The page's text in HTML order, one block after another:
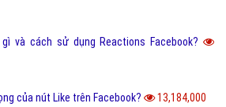
và cách sử dụng Reactions Facebook?
của nút Like trên Facebook? 13,184,000